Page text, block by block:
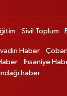
Sivil Toplum
Haber
İhsaniye
haber